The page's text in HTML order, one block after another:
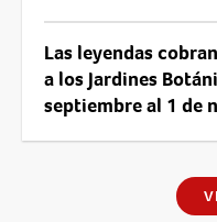
Las leyendas
a los Jardines
septiembre al 1 de